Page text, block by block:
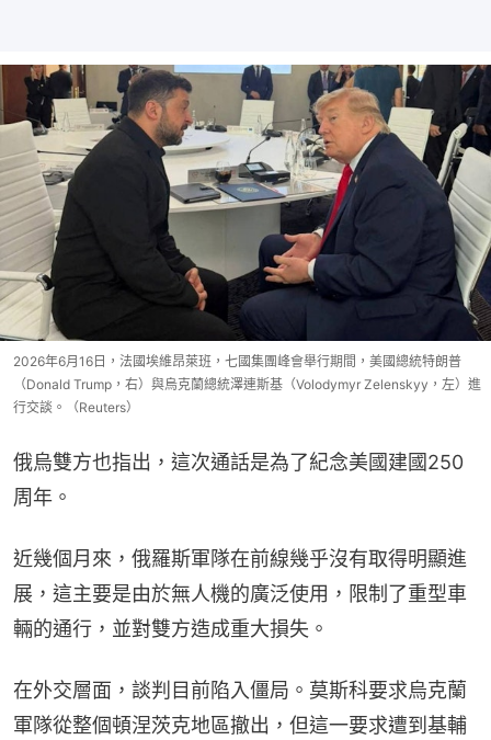
2026年6月16日，法國埃維昂萊班，七國集團峰會舉行期間，美國總統特朗普
（Donald Trump，右）與烏克蘭總統澤連斯基（Volodymyr Zelenskyy，左）進
行交談。（Reuters）
俄烏雙方也指出，這次通話是為了紀念美國建國250
周年。
近幾個月來，俄羅斯軍隊在前線幾乎沒有取得明顯進
展，這主要是由於無人機的廣泛使用，限制了重型車
輛的通行，並對雙方造成重大損失。
在外交層面，談判目前陷入僵局。莫斯科要求烏克蘭
軍隊從整個頓涅茨克地區撤出，但這一要求遭到基輔